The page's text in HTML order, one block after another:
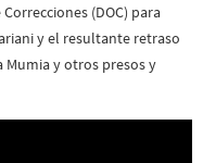
(DOC) para
y el resultante retraso
y otros presos y